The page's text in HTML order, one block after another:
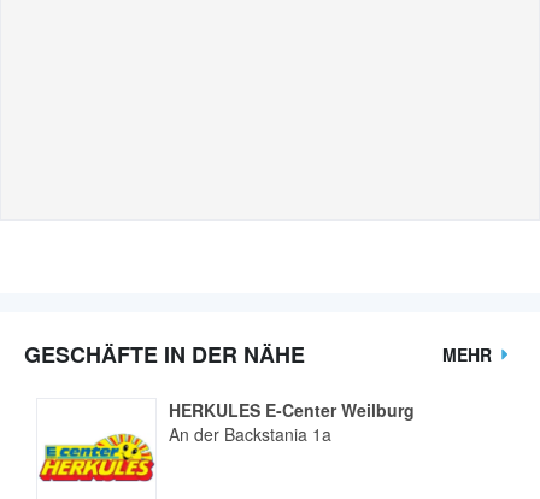
GESCHÄFTE IN DER NÄHE MEHR
HERKULES E-Center Weilburg
An der Backstania 1a